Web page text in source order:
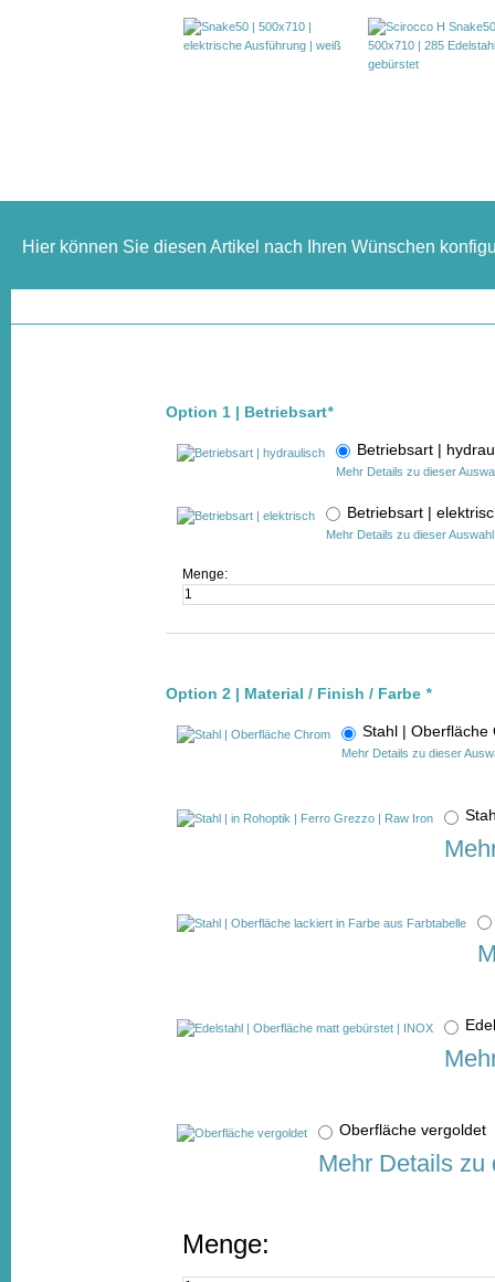
Hier können Sie diesen Artikel nach Ihren Wünschen
Option 1 | Betriebsart*
Betriebsart |
Mehr Details zu dieser
Betriebsart |
Mehr Details zu dieser Auswahl
Menge:
Option 2 | Material / Finish / Farbe *
Stahl |
Mehr Details zu dieser
Oberfläche
Mehr Details zu
Menge: